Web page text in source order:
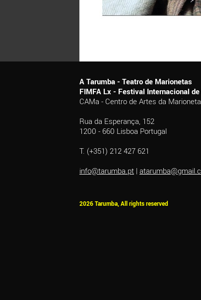
A Tarumba - Teatro de Marionetas
FIMFA Lx - Festival Internacional
CAMa - Centro de Artes da Marioneta
Rua da Esperança, 152
1200 - 660 Lisboa Portugal
T. (+351) 212 427 621
info@tarumba.pt |
2026 Tarumba, All rights reserved